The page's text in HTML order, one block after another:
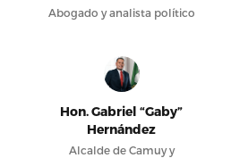
Abogado y analista político
Hon. Gabriel “Gaby”
Hernández
Alcalde de Camuy y